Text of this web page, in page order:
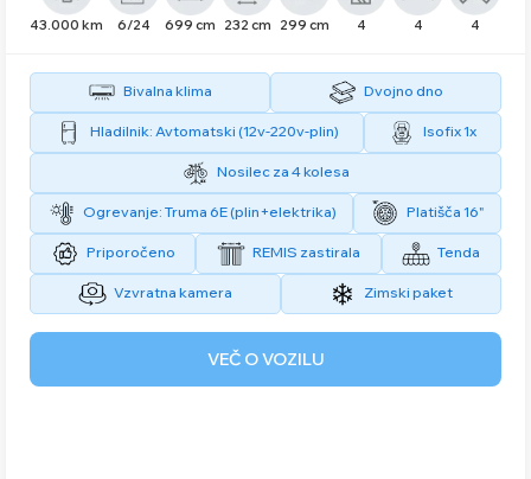
43.000 km 6/24 699 cm 232 cm 299 cm 4 4 4
Bivalna klima Dvojno dno
Hladilnik: Avtomatski (12v-220v-plin) Isofix 1x
Nosilec za 4 kolesa
Ogrevanje: Truma 6E (plin+elektrika) Platišča 16"
Priporočeno REMIS zastirala Tenda
Vzvratna kamera Zimski paket
VEČ O VOZILU